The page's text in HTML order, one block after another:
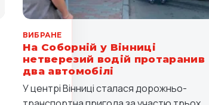
ВИБРАНЕ
На Соборній у Вінниці
нетверезий водій протаранив
два автомобілі
У центрі Вінниці сталася дорожньо-